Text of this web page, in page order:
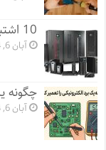
10 اشتباه رایج در استفاده از UPS و استابلایزر
آبان 6, 1404
چگونه
آبان 6, 1404